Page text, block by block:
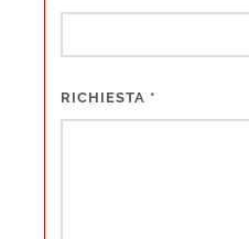
RICHIESTA *